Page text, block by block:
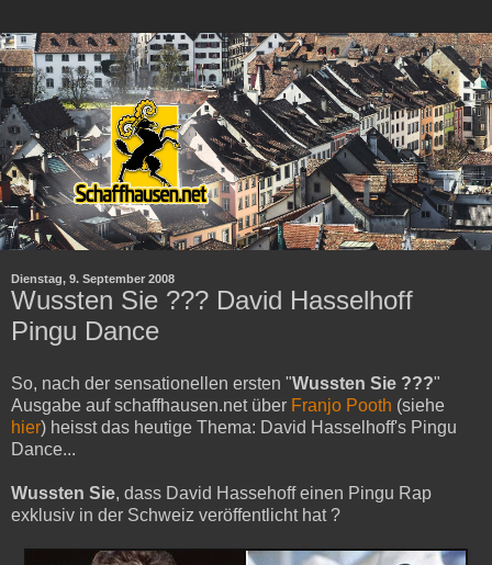
Dienstag, 9. September 2008
Wussten Sie ??? David Hasselhoff
Pingu Dance
So, nach der sensationellen ersten "Wussten Sie ???"
Ausgabe auf schaffhausen.net über Franjo Pooth (siehe
hier) heisst das heutige Thema: David Hasselhoff's Pingu
Dance...
Wussten Sie, dass David Hassehoff einen Pingu Rap
exklusiv in der Schweiz veröffentlicht hat ?